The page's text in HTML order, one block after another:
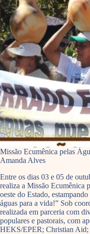
Missão Ecumênica pelas
Amanda Alves
Entre os dias 03 e 05 de
realiza a Missão Ecumênica
oeste do Estado,
águas para a vida!” Sob
realizada em parceria com
populares e pastorais, com
HEKS/EPER; Christian